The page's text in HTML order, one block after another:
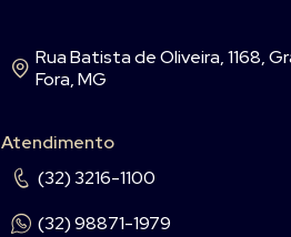
Rua Batista de Oliveira, 1168,
Fora, MG
Atendimento
(32) 3216-1100
(32) 98871-1979